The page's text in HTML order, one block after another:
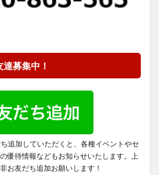
募集中！
追加していただくと、各種イベントやセ
優待情報などもお知らせいたします。上
お友だち追加お願いします！